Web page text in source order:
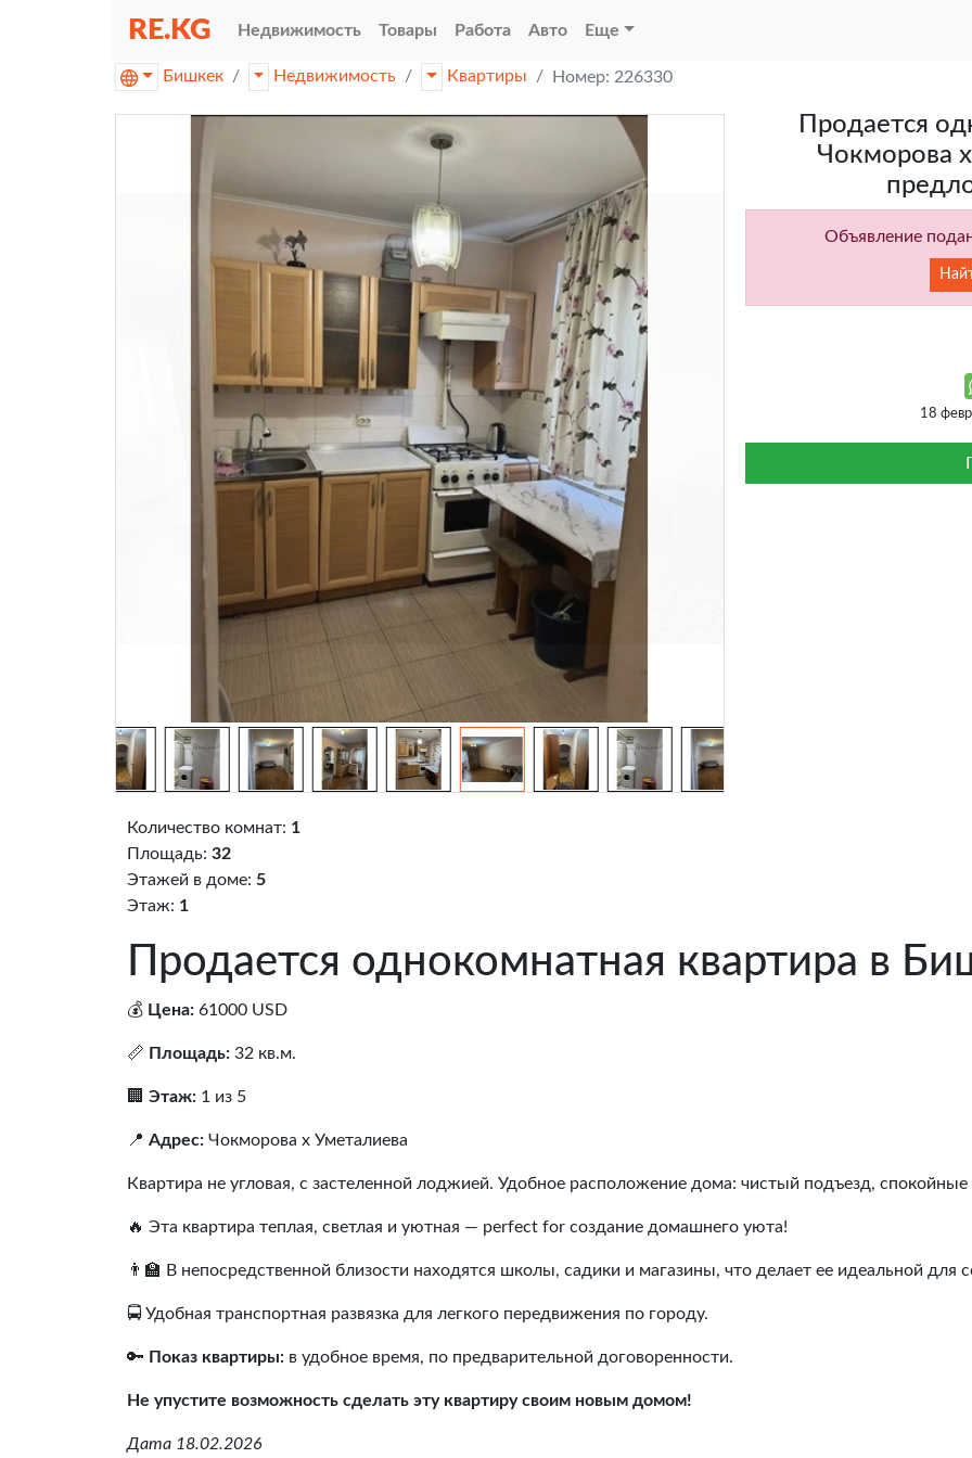
RE.KG Недвижимость Товары Работа Авто Еще
Бишкек Недвижимость Квартиры Номер: 226330
Продается
Чокморова
Объявление
18
Количество комнат: 1
Площадь: 32
Этажей в доме: 5
Этаж: 1
Продается однокомнатная квартира в
💰 Цена: 61000 USD
📏 Площадь: 32 кв.м.
🏢 Этаж: 1 из 5
📍 Адрес: Чокморова х Уметалиева
Квартира не угловая, с застеленной лоджией. Удобное расположение дома: чистый подъезд, спокойные
🔥 Эта квартира теплая, светлая и уютная — perfect for создание домашнего уюта!
👨‍🏫 В непосредственной близости находятся школы, садики и магазины, что делает ее идеальной для
🚍 Удобная транспортная развязка для легкого передвижения по городу.
🔑 Показ квартиры: в удобное время, по предварительной договоренности.
Не упустите возможность сделать эту квартиру своим новым домом!
Дата 18.02.2026